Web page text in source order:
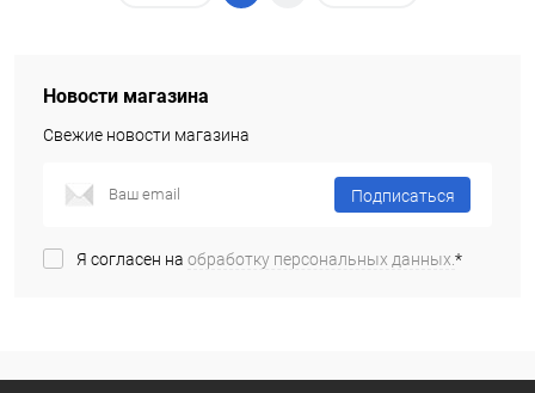
Новости магазина
Свежие новости магазина
Подписаться
Я согласен на обработку персональных данных.*